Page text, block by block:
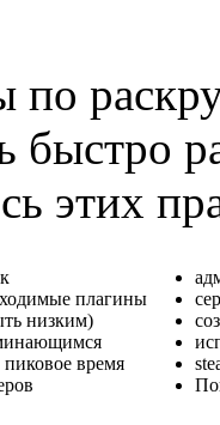
быстро
этих
плагины
низким)
время